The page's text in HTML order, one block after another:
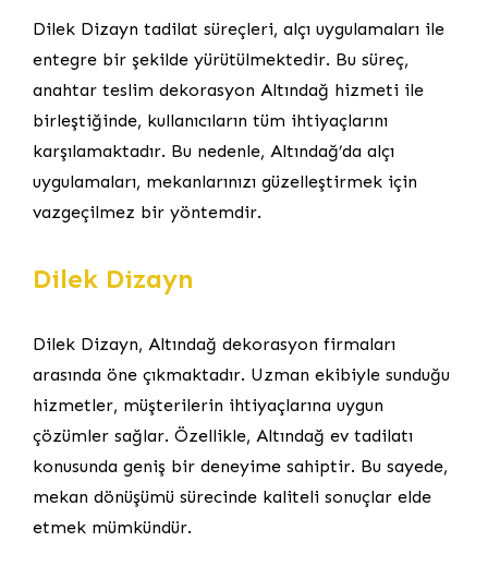
Dilek Dizayn tadilat süreçleri, alçı uygulamaları ile
entegre bir şekilde yürütülmektedir. Bu süreç,
anahtar teslim dekorasyon Altındağ hizmeti ile
birleştiğinde, kullanıcıların tüm ihtiyaçlarını
karşılamaktadır. Bu nedenle, Altındağ’da alçı
uygulamaları, mekanlarınızı güzelleştirmek için
vazgeçilmez bir yöntemdir.
Dilek Dizayn
Dilek Dizayn, Altındağ dekorasyon firmaları
arasında öne çıkmaktadır. Uzman ekibiyle sunduğu
hizmetler, müşterilerin ihtiyaçlarına uygun
çözümler sağlar. Özellikle, Altındağ ev tadilatı
konusunda geniş bir deneyime sahiptir. Bu sayede,
mekan dönüşümü sürecinde kaliteli sonuçlar elde
etmek mümkündür.